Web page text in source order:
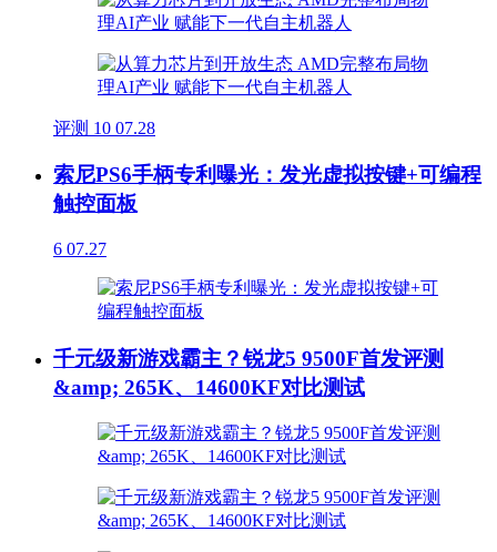
评测 10 07.28
索尼PS6手柄专利曝光：发光虚拟按键+可编程
触控面板
6 07.27
千元级新游戏霸主？锐龙5 9500F首发评测
&amp; 265K、14600KF对比测试